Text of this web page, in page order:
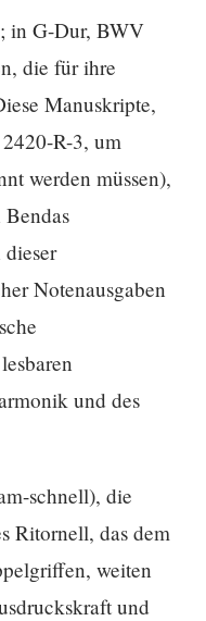
in G-Dur, BWV
die für ihre
Manuskripte,
R-3, um
werden müssen),
Notenausgaben
und des
schnell), die
Ritornell, das dem
weiten
und